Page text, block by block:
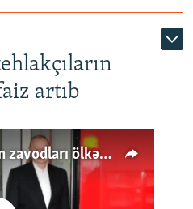
artıb
Ard-arda açılan dərman zavodları ölkənin tələbatını ödəyirmi?